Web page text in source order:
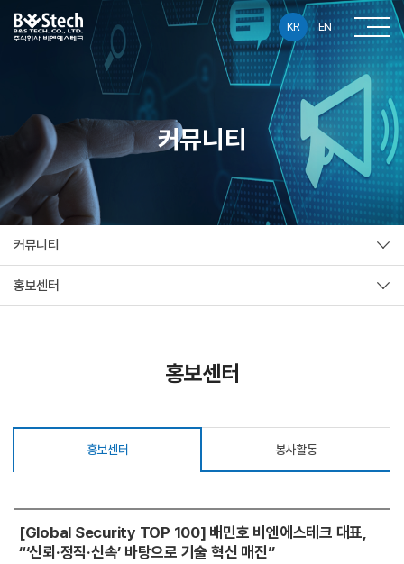
KR EN
커뮤니티
커뮤니티
홍보센터
홍보센터
홍보센터 봉사활동
[Global Security TOP 100] 배민호 비엔에스테크 대표,
“‘신뢰·정직·신속’ 바탕으로 기술 혁신 매진”